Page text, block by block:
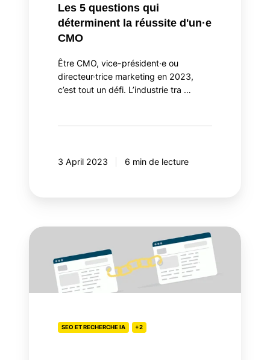
Les 5 questions qui
déterminent la réussite d'un·e
CMO
Être CMO, vice-président·e ou
directeur·trice marketing en 2023,
c’est tout un défi. L’industrie tra …
3 April 2023 6 min de lecture
Comment
visibilité
de
entrepriseSEO ET RECHERCHE IA +2